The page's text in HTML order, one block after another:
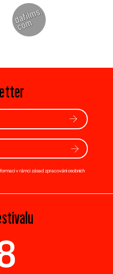
v rámci zásad zpracování osobních